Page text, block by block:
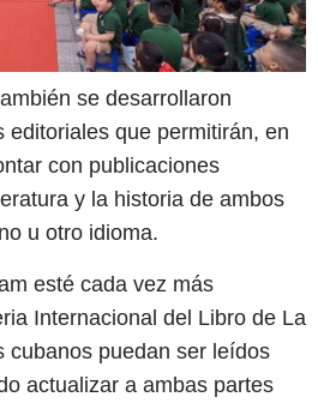
se desarrollaron
editoriales que permitirán, en
con publicaciones
y la historia de ambos
u otro idioma.
esté cada vez más
Internacional del Libro de La
cubanos puedan ser leídos
actualizar a ambas partes